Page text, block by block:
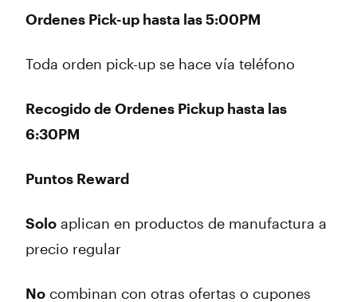
Ordenes Pick-up hasta las 5:00PM
Toda orden pick-up se hace vía teléfono
Recogido de Ordenes Pickup hasta las
6:30PM
Puntos Reward
Solo aplican en productos de manufactura a
precio regular
No combinan con otras ofertas o cupones